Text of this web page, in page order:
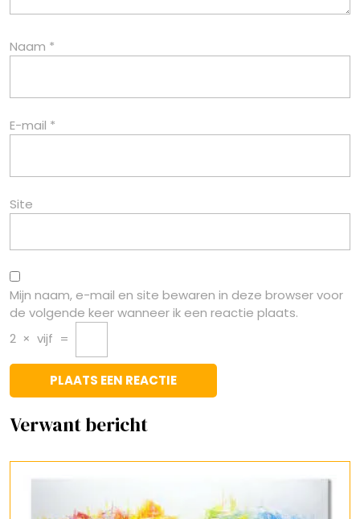
Naam *
E-mail *
Site
Mijn naam, e-mail en site bewaren in deze browser voor
de volgende keer wanneer ik een reactie plaats.
2 × vijf =
Verwant bericht